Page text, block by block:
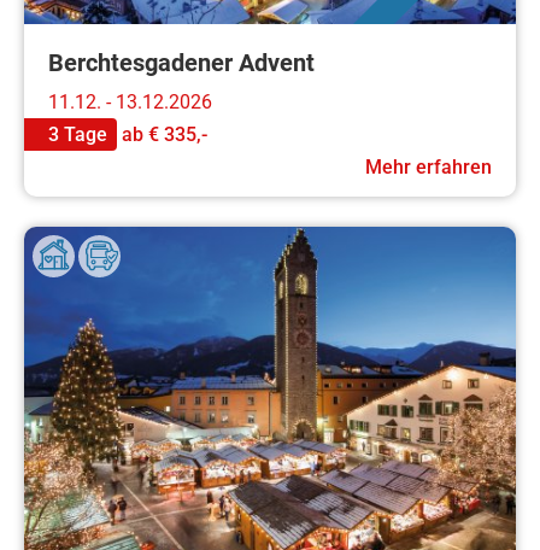
Berchtesgadener Advent
11.12. - 13.12.2026
3 Tage
ab € 335,-
Mehr erfahren